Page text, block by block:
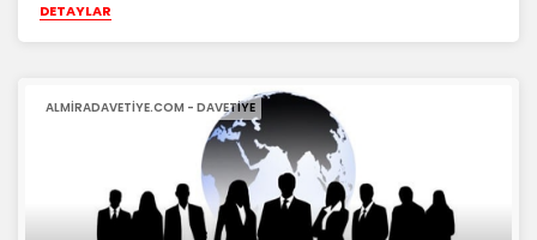
DETAYLAR
ALMIRADAVETIYE.COM - DAVETIYE